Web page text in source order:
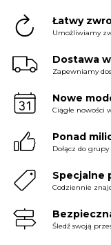
Łatwy
Umożliwiamy
Dostawa
Zapewniamy
Nowe
Ciągłe nowości
Ponad
Dołącz do
Specjalne
Codziennie
Śledź swoją